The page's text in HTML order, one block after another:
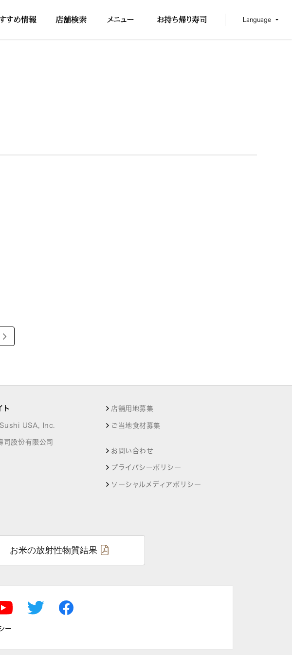
Language
ト
USA, Inc.
司股份有限公司
店舗用地募集
ご当地食材募集
お問い合わせ
プライバシーポリシー
ソーシャルメディアポリシー
お米の放射性物質結果
ー